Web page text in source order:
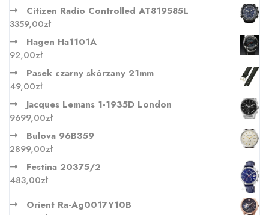
Citizen Radio Controlled AT819585L
3359,00zł
Hagen Ha1101A
92,00zł
Pasek czarny skórzany 21mm
49,00zł
Jacques Lemans 1-1935D London
9699,00zł
Bulova 96B359
2899,00zł
Festina 20375/2
483,00zł
Orient Ra-Ag0017Y10B